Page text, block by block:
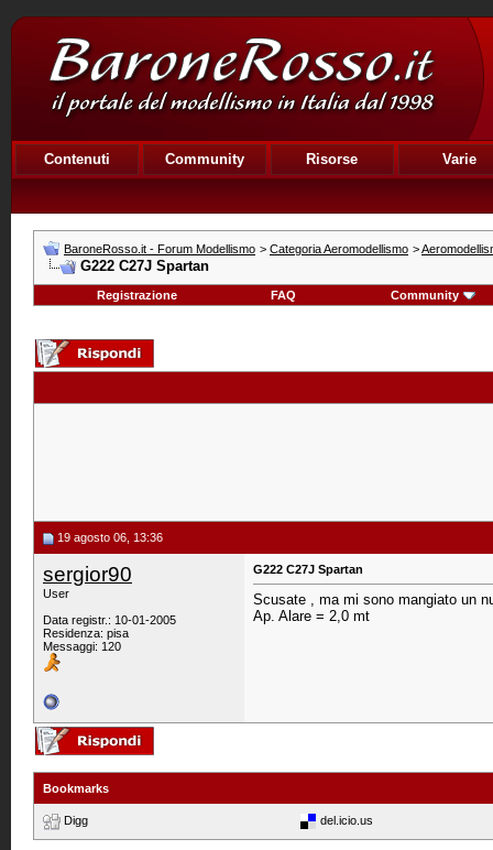
Contenuti Community Risorse Varie
BaroneRosso.it - Forum Modellismo > Categoria Aeromodellismo >
G222 C27J Spartan
Registrazione FAQ Community
19 agosto 06, 13:36
sergior90
User
Data registr.: 10-01-2005
Residenza: pisa
Messaggi: 120
G222 C27J Spartan
Scusate , ma mi sono mangiato un
Ap. Alare = 2,0 mt
Bookmarks
Digg del.icio.us